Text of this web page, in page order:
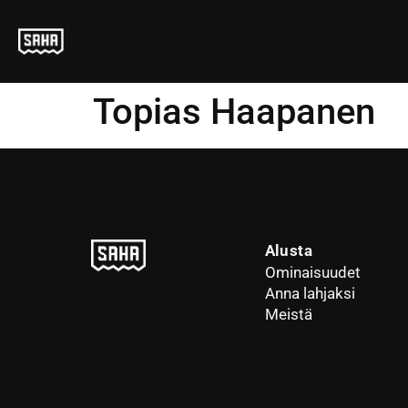
Topias Haapanen
Alusta
Ominaisuudet
Anna lahjaksi
Meistä